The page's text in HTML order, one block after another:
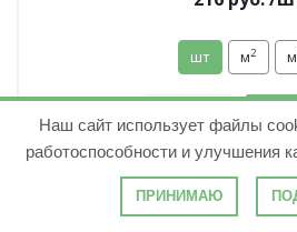
шт м2 м
Наш сайт использует файлы
работоспособности и улучшения
ПРИНИМАЮ